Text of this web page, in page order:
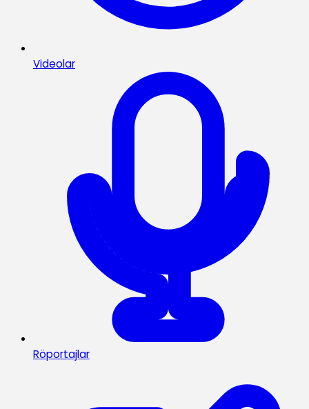
Videolar
Röportajlar